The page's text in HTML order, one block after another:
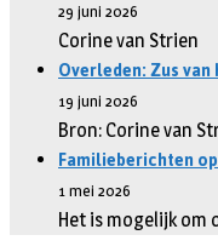
29 juni 2026
Corine van Strien
Overleden: Zus
19 juni 2026
Bron: Corine van
Familieberichten
1 mei 2026
Het is mogelijk om